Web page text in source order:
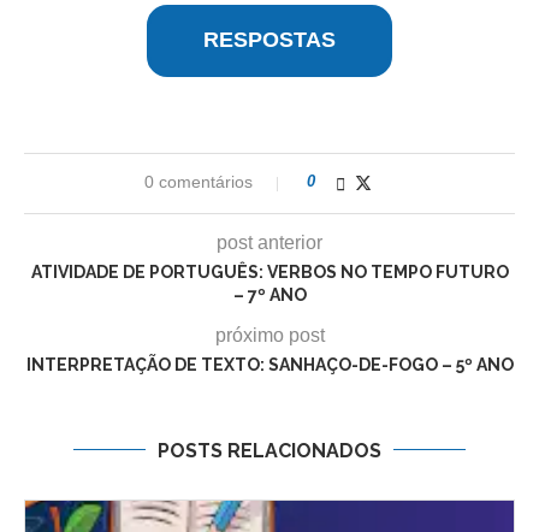
RESPOSTAS
0 comentários 0
post anterior
ATIVIDADE DE PORTUGUÊS: VERBOS NO TEMPO FUTURO
– 7º ANO
próximo post
INTERPRETAÇÃO DE TEXTO: SANHAÇO-DE-FOGO – 5º ANO
POSTS RELACIONADOS